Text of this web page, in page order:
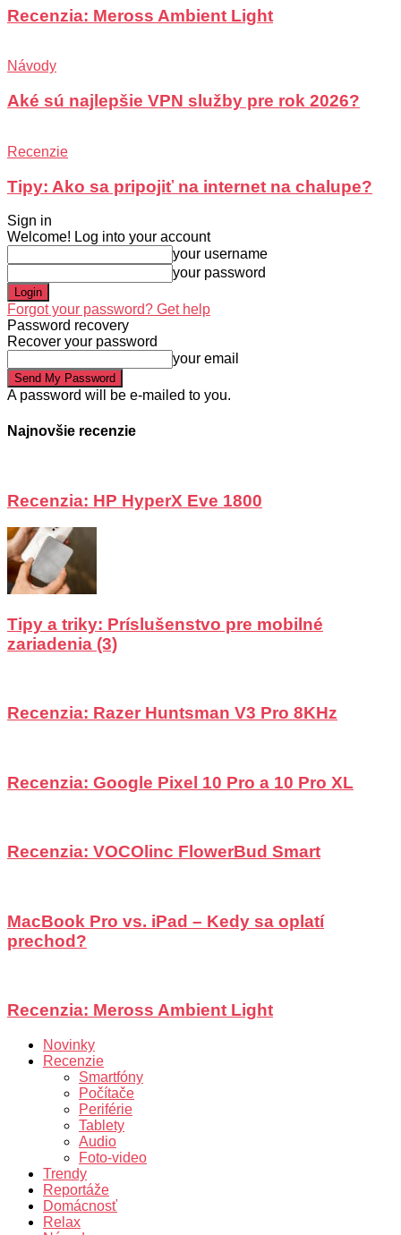
Recenzia: Meross Ambient Light
Návody
Aké sú najlepšie VPN služby pre rok 2026?
Recenzie
Tipy: Ako sa pripojiť na internet na chalupe?
Sign in
Welcome! Log into your account
your username
your password
Forgot your password? Get help
Password recovery
Recover your password
your email
A password will be e-mailed to you.
Najnovšie recenzie
Recenzia: HP HyperX Eve 1800
Tipy a triky: Príslušenstvo pre mobilné
zariadenia (3)
Recenzia: Razer Huntsman V3 Pro 8KHz
Recenzia: Google Pixel 10 Pro a 10 Pro XL
Recenzia: VOCOlinc FlowerBud Smart
MacBook Pro vs. iPad – Kedy sa oplatí
prechod?
Recenzia: Meross Ambient Light
Novinky
Recenzie
Smartfóny
Počítače
Periférie
Tablety
Audio
Foto-video
Trendy
Reportáže
Domácnosť
Relax